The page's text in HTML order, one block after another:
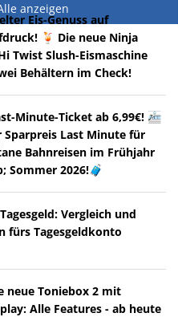
anzeigen
Eis-Genuss auf
🍹 Die neue Ninja
Twist Slush-Eismaschine
Behältern im Check!
Minute-Ticket ab 6,99€! 🚈
Sparpreis Last Minute für
Bahnreisen im Frühjahr
Sommer 2026!🧳
Vergleich und
fürs Tagesgeldkonto
neue Toniebox 2 mit
Alle Features - ab heute